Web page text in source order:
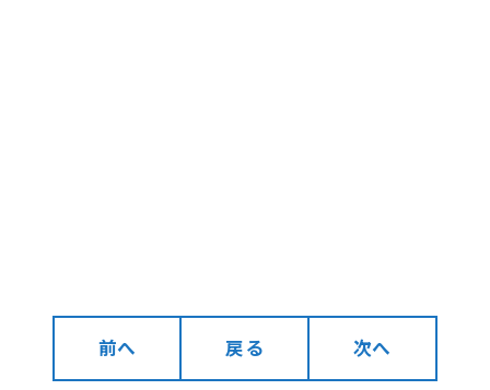
前へ 戻る 次へ